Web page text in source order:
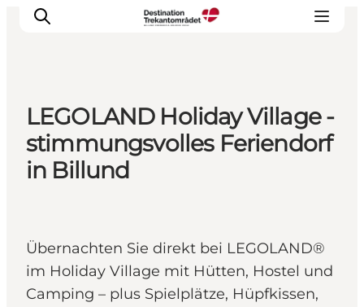
LEGOLAND® Billund Resort
Städte
Erlebnisse
Tickets
LEGOLAND Holiday Village -
stimmungsvolles Feriendorf
in Billund
Übernachten Sie direkt bei LEGOLAND®
im Holiday Village mit Hütten, Hostel und
Camping – plus Spielplätze, Hüpfkissen,